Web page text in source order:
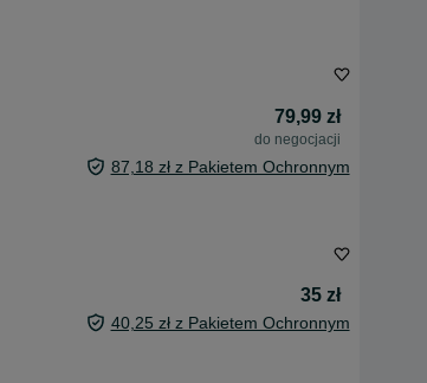
79,99 zł
do negocjacji
87,18 zł z Pakietem Ochronnym
35 zł
40,25 zł z Pakietem Ochronnym